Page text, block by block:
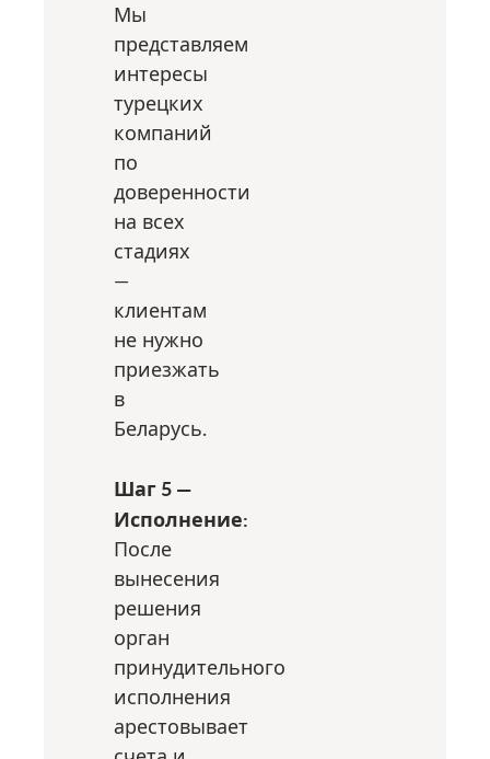
Мы
представляем
интересы
турецких
компаний
по
доверенности
на всех
стадиях
—
клиентам
не нужно
приезжать
в
Беларусь.
Шаг 5 —
Исполнение:
После
вынесения
решения
орган
принудительного
исполнения
арестовывает